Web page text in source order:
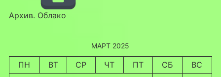
Архив. Облако
МАРТ 2025
ПН ВТ СР ЧТ ПТ СБ
ВС